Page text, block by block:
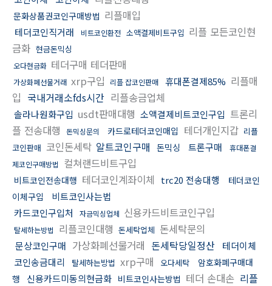
문화상품권코인구매방법 리플매입
테더코인직거래 비트코인환전 소액결제비트구입 리플 모든코인현
금화 현금돈믹싱
오다현금화 테더구매 테더판매
가상화폐선물거래 xrp구입 리플 잡코인판매 휴대폰결제85% 리플매
입 국내거래소fds시간 리플송금업체
솔라나원화구입 usdt판매대행 소액결제비트코인구입 트론리
플 전송대행
돈믹싱문의 카드로테더코인매입 테더개인지갑 리플
코인판매 코인돈세탁 알트코인구매 돈믹싱 트론구매
휴대폰결
제코인구매방법
컬쳐랜드비트구입
비트코인전송대행 테더코인계좌이체 trc20 전송대행
테더코인
이체구입
비트코인사는법
카드코인구입처
자금믹싱업체 신용카드비트코인구입
탈세하는방법 리플코인대행 돈세탁업체 돈세탁문의
문상코인구매 가상화폐선물거래 돈세탁당일정산
테더이체
코인송금대리
탈세하는방법 xrp구매 오다세탁
암호화폐구매대
행
신용카드미동의현금화 비트코인사는방법 테더 손대손 리플